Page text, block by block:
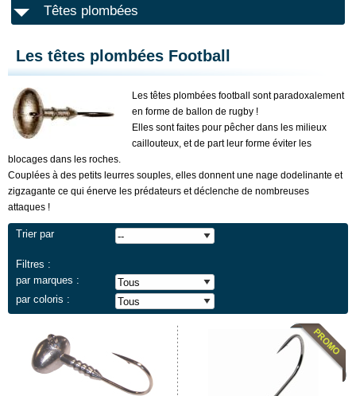
Têtes plombées
Les têtes plombées Football
Les têtes plombées football sont paradoxalement
en forme de ballon de rugby !
Elles sont faites pour pêcher dans les milieux
caillouteux, et de part leur forme éviter les
blocages dans les roches.
Couplées à des petits leurres souples, elles donnent une nage dodelinante et
zigzagante ce qui énerve les prédateurs et déclenche de nombreuses
attaques !
Trier par
Filtres :
par marques :
par coloris :